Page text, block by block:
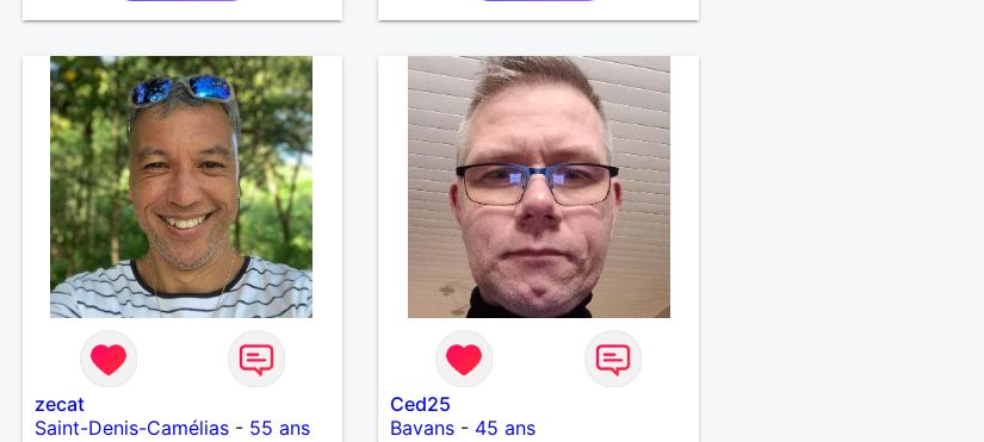
ravi….A très bientôt je l’espère.
zecat
Saint-Denis-Camélias- 55 ans
Ced25
Bavans - 45 ans